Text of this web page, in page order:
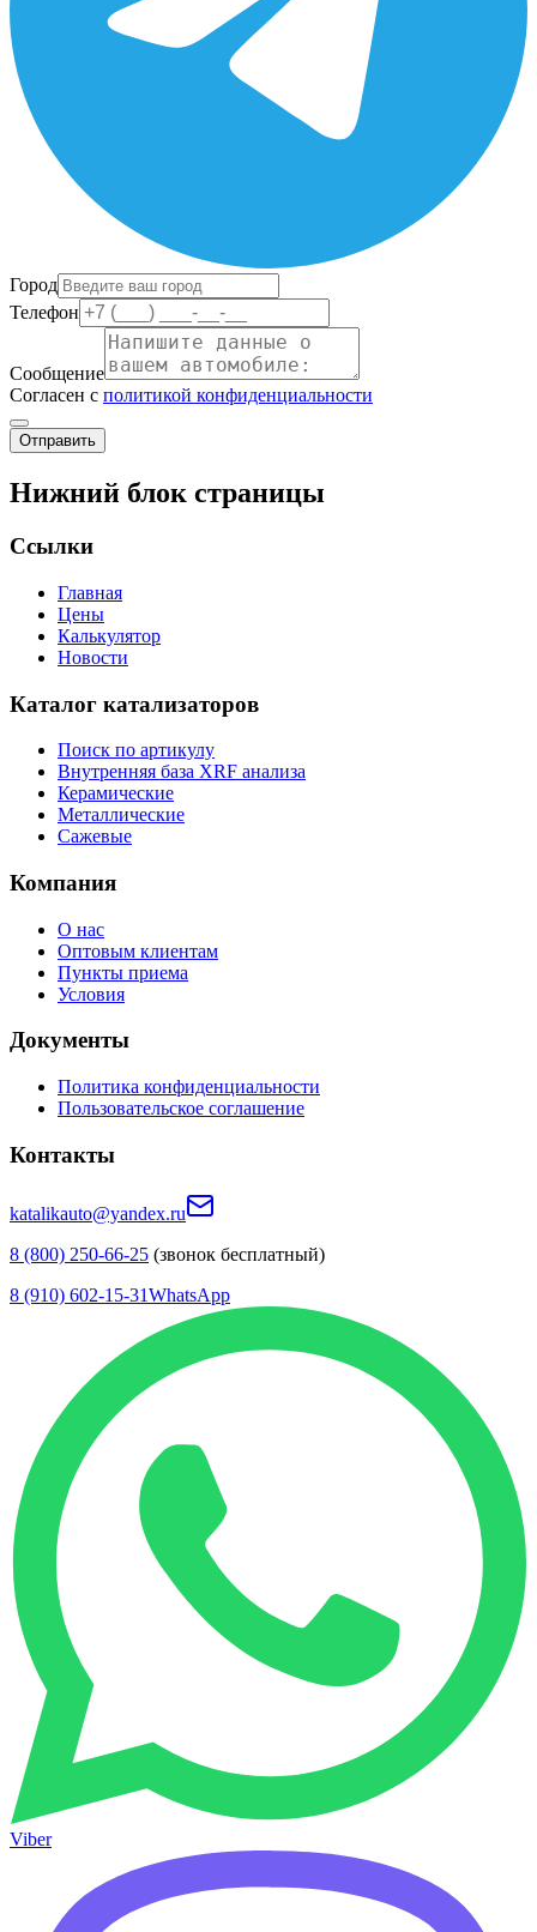
Город
Телефон
Сообщение
Согласен с политикой конфиденциальности
Отправить
Нижний блок страницы
Ссылки
Главная
Цены
Калькулятор
Новости
Каталог катализаторов
Поиск по артикулу
Внутренняя база XRF анализа
Керамические
Металлические
Сажевые
Компания
О нас
Оптовым клиентам
Пункты приема
Условия
Документы
Политика конфиденциальности
Пользовательское соглашение
Контакты
katalikauto@yandex.ru
8 (800) 250-66-25 (звонок бесплатный)
8 (910) 602-15-31WhatsApp
Viber